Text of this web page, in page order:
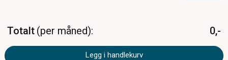
Totalt per måned 0,-
Legg i handlekurv